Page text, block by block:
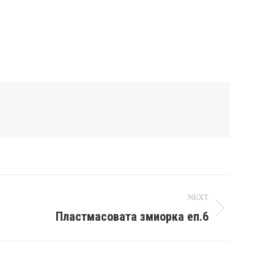
NEXT
Пластмасовата змиорка еп.6